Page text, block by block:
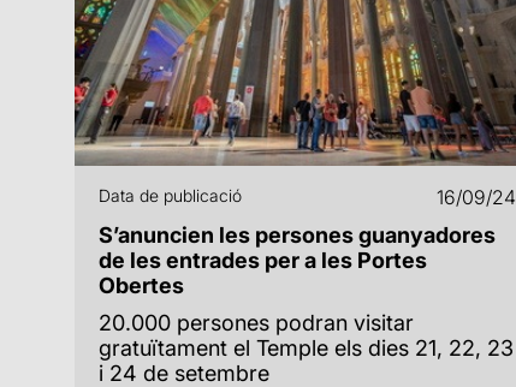
Data de publicació 16/09/24
S’anuncien les persones guanyadores
de les entrades per a les Portes
Obertes
20.000 persones podran visitar
gratuïtament el Temple els dies 21, 22, 23
i 24 de setembre